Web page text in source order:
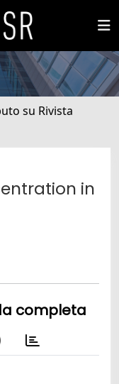
su Rivista
in
completa